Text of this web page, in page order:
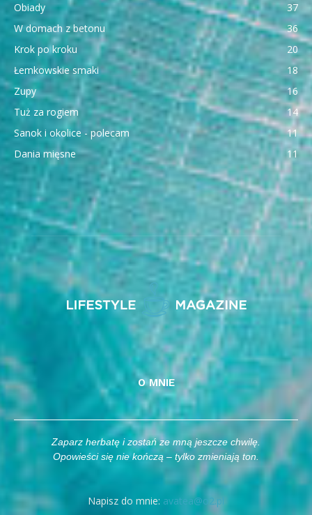
Obiady
37
W domach z betonu
36
Krok po kroku
20
Łemkowskie smaki
18
Zupy
16
Tuż za rogiem
14
Sanok i okolice - polecam
11
Dania mięsne
11
O MNIE
Zaparz herbatę i zostań ze mną jeszcze chwilę.
Opowieści się nie kończą – tylko zmieniają ton.
Napisz do mnie: avatea@o2.pl